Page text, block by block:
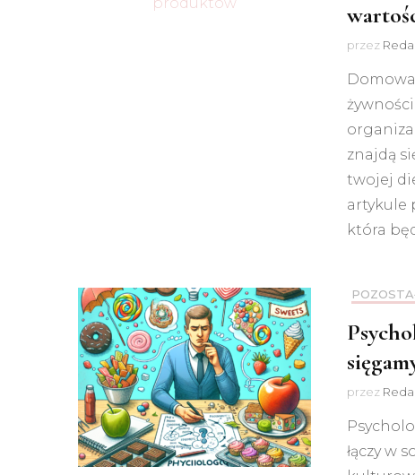
przez
znajdą
twojej
artykule
która
przez
łączy w